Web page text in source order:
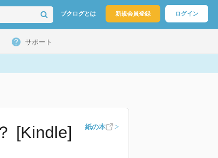
ブクログとは 新規会員登録 ログイン
サポート
[Kindle] 紙の本